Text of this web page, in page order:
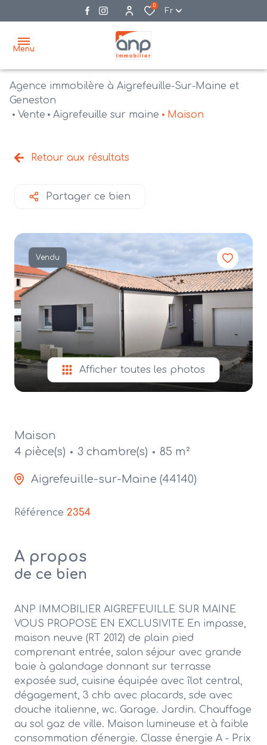
0
Fr
Menu
accueil
acheter
vente
agences
estimation
alerte
e-
mail
contact
Agence immobilère à Aigrefeuille-Sur-Maine et
Geneston
Vente
Aigrefeuille sur maine Maison
Retour aux résultats
Partager ce bien
Vendu
Afficher toutes les photos
Maison
4 pièce(s)
3 chambre(s) 85 m²
Aigrefeuille-sur-Maine (44140)
Référence 2354
A propos
de ce bien
ANP IMMOBILIER AIGREFEUILLE SUR MAINE
VOUS PROPOSE EN EXCLUSIVITE En impasse,
maison neuve (RT 2012) de plain pied
comprenant entrée, salon séjour avec grande
baie à galandage donnant sur terrasse
exposée sud, cuisine équipée avec îlot central,
dégagement, 3 chb avec placards, sde avec
douche italienne, wc. Garage. Jardin. Chauffage
au sol gaz de ville. Maison lumineuse et à faible
consommation d'énergie. Classe énergie A - Prix